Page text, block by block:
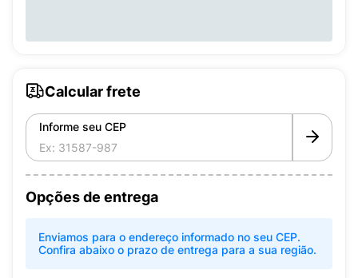
Calcular frete
Informe seu CEP
Opções de entrega
Enviamos para o endereço informado no seu CEP.
Confira abaixo o prazo de entrega para a sua região.